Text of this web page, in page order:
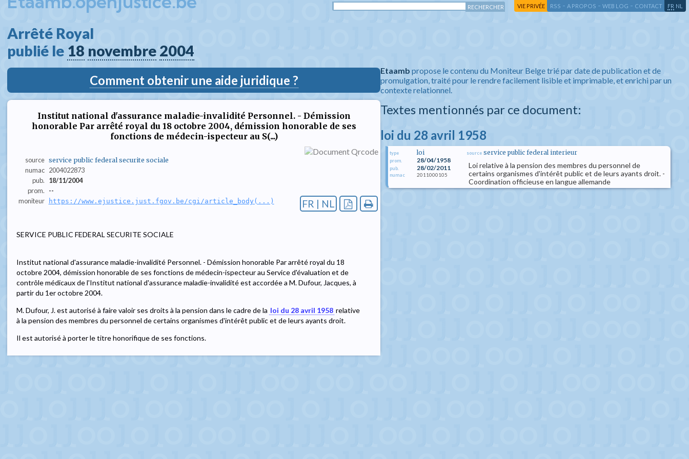
VIE PRIVÉE RSS - A PROPOS - WEB LOG - CONTACT FR NL
Arrêté Royal
publié le 18 novembre 2004
Comment obtenir une aide juridique ?
Institut national d'assurance maladie-invalidité Personnel. - Démission
honorable Par arrêté royal du 18 octobre 2004, démission honorable de ses
fonctions de médecin-ispecteur au S(...)
source service public federal securite sociale
numac 2004022873
pub.
18/11/2004
prom.
--
moniteur
https://www.ejustice.just.fgov.be/cgi/article_body(...) FR | NL
SERVICE PUBLIC FEDERAL SECURITE SOCIALE
Institut national d'assurance maladie-invalidité Personnel. - Démission honorable Par arrêté royal du 18
octobre 2004, démission honorable de ses fonctions de médecin-ispecteur au Service d'évaluation et de
contrôle médicaux de l'Institut national d'assurance maladie-invalidité est accordée a M. Dufour, Jacques, à
partir du 1er octobre 2004.
M. Dufour, J. est autorisé à faire valoir ses droits à la pension dans le cadre de la loi du 28 avril 1958 relative
à la pension des membres du personnel de certains organismes d'intérêt public et de leurs ayants droit.
Il est autorisé à porter le titre honorifique de ses fonctions.
Etaamb propose le contenu du Moniteur Belge trié par date de publication et de
promulgation, traité pour le rendre facilement lisible et imprimable, et enrichi par un
contexte relationnel.
Textes mentionnés par ce document:
loi du 28 avril 1958
type loi
prom. 28/04/1958
pub. 28/02/2011
numac 2011000105
source service public federal interieur
Loi relative à la pension des membres du personnel de
certains organismes d'intérêt public et de leurs ayants droit. -
Coordination officieuse en langue allemande